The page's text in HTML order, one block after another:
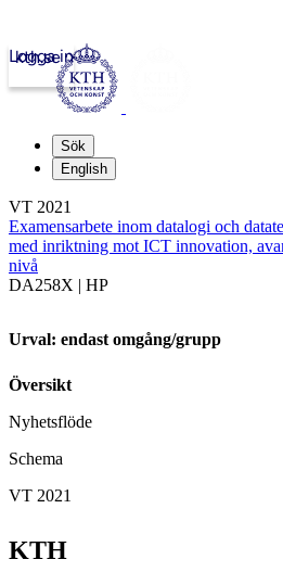
kth.se
Logga in
Sök
English
VT 2021
Examensarbete inom datalogi och
med inriktning mot ICT innovation,
nivå
DA258X | HP
Urval: endast omgång/grupp
Översikt
Nyhetsflöde
Schema
VT 2021
KTH